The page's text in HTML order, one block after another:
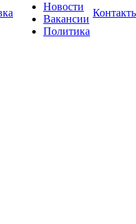
Новости
Вакансии
Политика